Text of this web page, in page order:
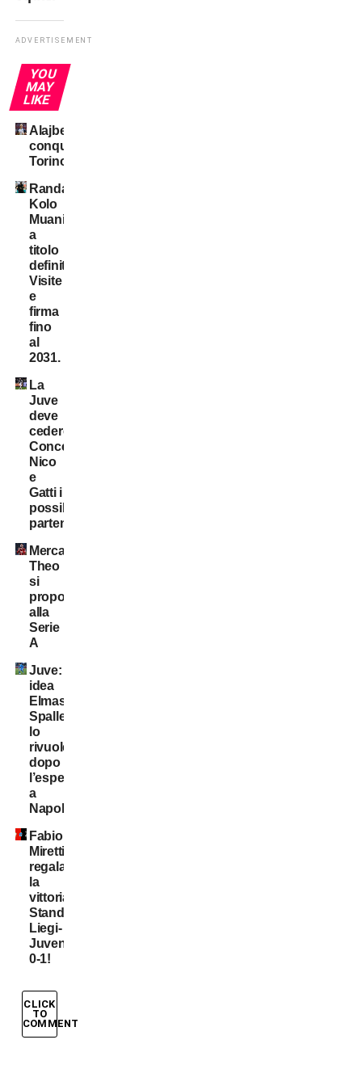
ADVERTISEMENT
YOU
MAY
LIKE
Alajbegovic
conquista
Torino
Randal
Kolo
Muani:
a
titolo
definitivo!
Visite
e
firma
fino
al
2031.
La
Juve
deve
cedere:
Conceição,
Nico
e
Gatti i
possibili
partenti
Mercato:
Theo
si
propone
alla
Serie
A
Juve:
idea
Elmas.
Spalletti
lo
rivuole
dopo
l’esperienza
a
Napoli
Fabio
Miretti
regala
la
vittoria,
Standard
Liegi-
Juventus
0-1!
CLICK
TO
COMMENT